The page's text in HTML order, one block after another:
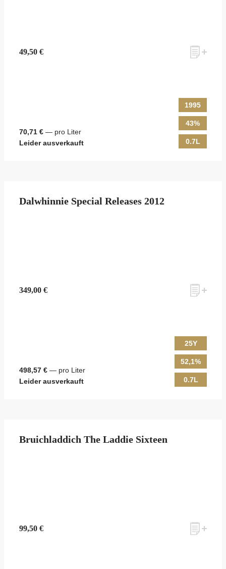
49,50 €
70,71 € — pro Liter
Leider ausverkauft
1995
43%
0.7L
Dalwhinnie Special Releases 2012
349,00 €
498,57 € — pro Liter
Leider ausverkauft
25Y
52,1%
0.7L
Bruichladdich The Laddie Sixteen
99,50 €